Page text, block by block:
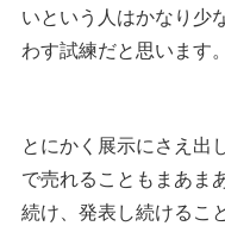
いという人はかなり少
わす試練だと思います。
とにかく展示にさえ出
で売れることもまあま
続け、発表し続けるこ